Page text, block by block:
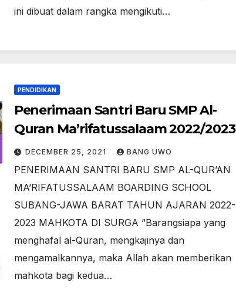
ini dibuat dalam rangka mengikuti…
PENDIDIKAN
Penerimaan Santri Baru SMP Al-
Quran Ma’rifatussalaam 2022/2023
DECEMBER 25, 2021 BANG UWO
PENERIMAAN SANTRI BARU SMP AL-QUR’AN
MA’RIFATUSSALAAM BOARDING SCHOOL
SUBANG-JAWA BARAT TAHUN AJARAN 2022-
2023 MAHKOTA DI SURGA ”Barangsiapa yang
menghafal al-Quran, mengkajinya dan
mengamalkannya, maka Allah akan memberikan
mahkota bagi kedua…